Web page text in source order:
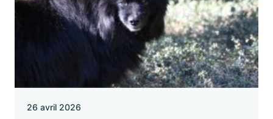
26 avril 2026